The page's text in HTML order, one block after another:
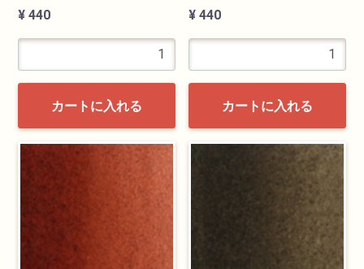
¥ 440
カートに入れる
¥ 440
カートに入れる
日本画絵具
地塗り材・メディウム